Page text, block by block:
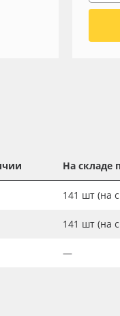
На складе
141 шт (на
141 шт (на
—